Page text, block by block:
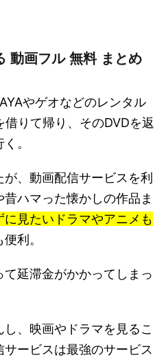
動画フル 無料 まとめ
やゲオなどのレンタル
借りて帰り、そのDVDを返
。
、動画配信サービスを利
ハマった懐かしの作品ま
に見たいドラマやアニメも
利。
延滞金がかかってしまっ
、映画やドラマを見るこ
ービスは最強のサービス